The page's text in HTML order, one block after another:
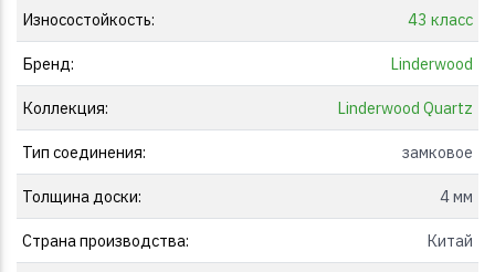
Износостойкость: 43 класс
Бренд: Linderwood
Коллекция: Linderwood Quartz
Тип соединения: замковое
Толщина доски: 4 мм
Страна производства: Китай